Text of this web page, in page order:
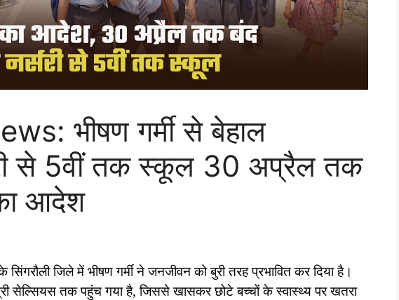
भीषण गर्मी से बेहाल
से 5वीं तक स्कूल 30 अप्रैल तक
आदेश
जिले में भीषण गर्मी ने जनजीवन को बुरी तरह प्रभावित कर दिया है।
सेल्सियस तक पहुंच गया है, जिससे खासकर छोटे बच्चों के स्वास्थ्य पर खतरा